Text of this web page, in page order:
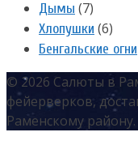
Дымы (7)
Хлопушки (6)
Бенгальские огни
© 2026 Салюты в
фейерверков,
Раменскому району.